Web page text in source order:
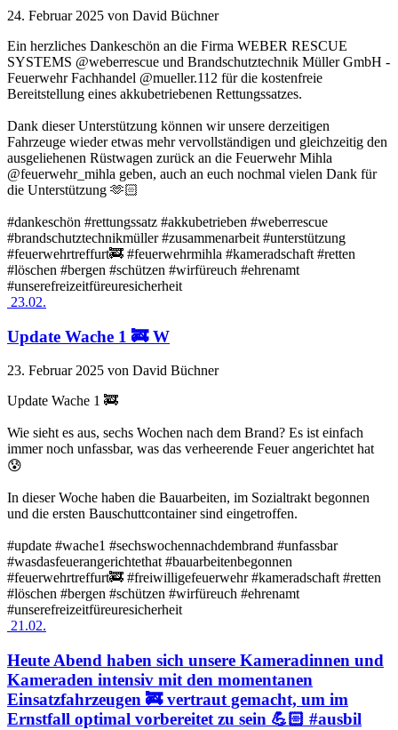
24. Februar 2025 von David Büchner
Ein herzliches Dankeschön an die Firma WEBER RESCUE
SYSTEMS @weberrescue und Brandschutztechnik Müller GmbH -
Feuerwehr Fachhandel @mueller.112 für die kostenfreie
Bereitstellung eines akkubetriebenen Rettungssatzes.
Dank dieser Unterstützung können wir unsere derzeitigen
Fahrzeuge wieder etwas mehr vervollständigen und gleichzeitig den
ausgeliehenen Rüstwagen zurück an die Feuerwehr Mihla
@feuerwehr_mihla geben, auch an euch nochmal vielen Dank für
die Unterstützung 🫶🏻
#dankeschön #rettungssatz #akkubetrieben #weberrescue
#brandschutztechnikmüller #zusammenarbeit #unterstützung
#feuerwehrtreffurt🚒 #feuerwehrmihla #kameradschaft #retten
#löschen #bergen #schützen #wirfüreuch #ehrenamt
#unserefreizeitfüreuresicherheit
23.02.
Update Wache 1 🚒 W
23. Februar 2025 von David Büchner
Update Wache 1 🚒
Wie sieht es aus, sechs Wochen nach dem Brand? Es ist einfach
immer noch unfassbar, was das verheerende Feuer angerichtet hat
😰
In dieser Woche haben die Bauarbeiten, im Sozialtrakt begonnen
und die ersten Bauschuttcontainer sind eingetroffen.
#update #wache1 #sechswochennachdembrand #unfassbar
#wasdasfeuerangerichtethat #bauarbeitenbegonnen
#feuerwehrtreffurt🚒 #freiwilligefeuerwehr #kameradschaft #retten
#löschen #bergen #schützen #wirfüreuch #ehrenamt
#unserefreizeitfüreuresicherheit
21.02.
Heute Abend haben sich unsere Kameradinnen und
Kameraden intensiv mit den momentanen
Einsatzfahrzeugen 🚒 vertraut gemacht, um im
Ernstfall optimal vorbereitet zu sein 💪🏻 #ausbil